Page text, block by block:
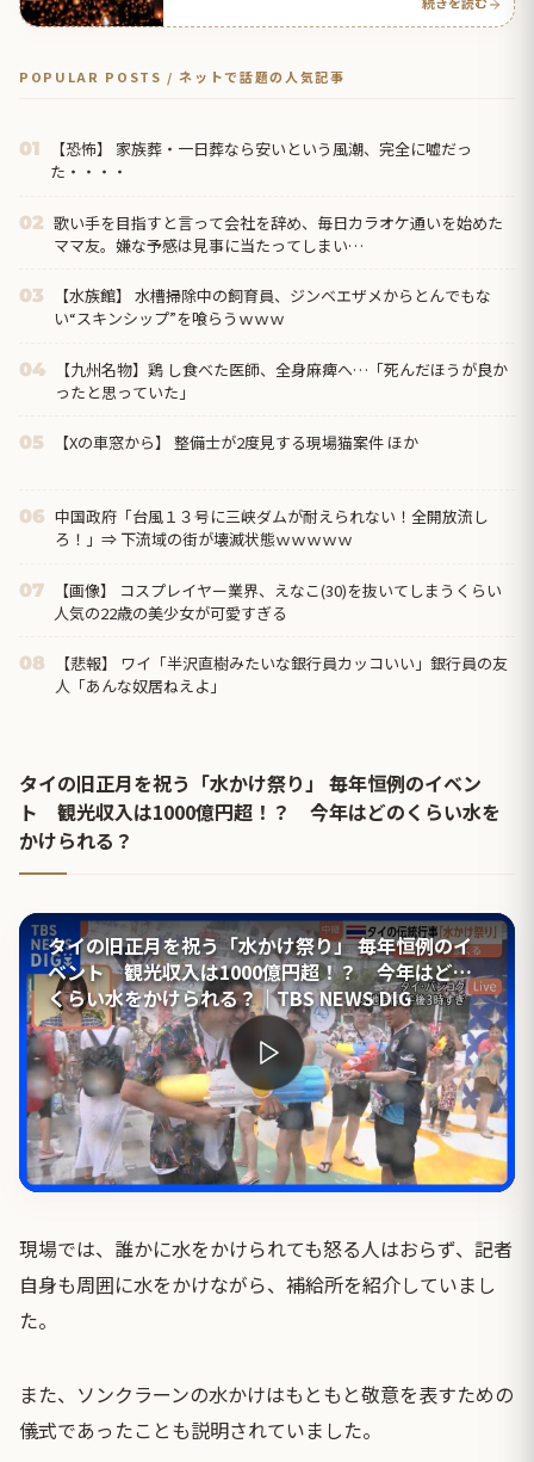
POPULAR POSTS / ネットで話題の人気記事
01
【恐怖】 家族葬・一日葬なら安いという風潮、完全に嘘だっ
た・・・・
02 歌い手を目指すと言って会社を辞め、毎日カラオケ通いを始めた
ママ友。嫌な予感は見事に当たってしまい…
03
【水族館】 水槽掃除中の飼育員、ジンベエザメからとんでもな
い“スキンシップ”を喰らうｗｗｗ
04
【九州名物】鶏 し食べた医師、全身麻痺へ…「死んだほうが良か
ったと思っていた」
05 【Xの車窓から】 整備士が2度見する現場猫案件 ほか
06 中国政府「台風１３号に三峡ダムが耐えられない！全開放流し
ろ！」⇒ 下流域の街が壊滅状態ｗｗｗｗｗ
07
【画像】 コスプレイヤー業界、えなこ(30)を抜いてしまうくらい
人気の22歳の美少女が可愛すぎる
08
【悲報】 ワイ「半沢直樹みたいな銀行員カッコいい」銀行員の友
人「あんな奴居ねえよ」
タイの旧正月を祝う「水かけ祭り」 毎年恒例のイベン
ト 観光収入は1000億円超！？ 今年はどのくらい水を
かけられる？
タイの旧正月を祝う「水かけ祭り」 毎年恒例のイ
ベント 観光収入は1000億円超！？ 今年はどの
くらい水をかけられる？｜TBS NEWS DIG
現場では、誰かに水をかけられても怒る人はおらず、記者
自身も周囲に水をかけながら、補給所を紹介していまし
た。
また、ソンクラーンの水かけはもともと敬意を表すための
儀式であったことも説明されていました。